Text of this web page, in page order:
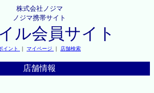
株式会社ノジマ
ノジマ携帯サイト
ル会員サイト
イント ｜ マイページ ｜ 店舗検索
店舗情報